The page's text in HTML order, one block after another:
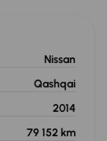
Nissan
Qashqai
2014
79 152 km